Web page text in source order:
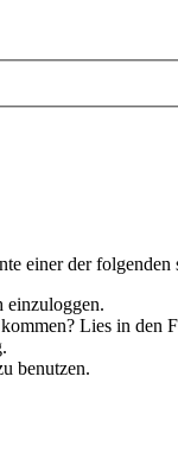
einer der folgenden
einzuloggen.
Lies in den
benutzen.